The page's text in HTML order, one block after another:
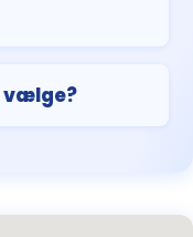
vælge?